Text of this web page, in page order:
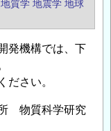
地質学 地震学 地球
発機構では、下
ださい。
物質科学研究